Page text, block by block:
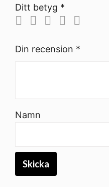
Ditt betyg *
Din recension *
Namn